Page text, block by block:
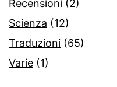
Recensioni (2)
Scienza (12)
Traduzioni (65)
Varie (1)